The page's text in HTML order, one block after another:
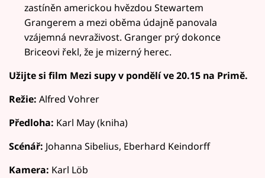
zastíněn americkou hvězdou Stewartem
Grangerem a mezi oběma údajně panovala
vzájemná nevraživost. Granger prý dokonce
Briceovi řekl, že je mizerný herec.
Užijte si film Mezi supy v pondělí ve 20.15 na Primě.
Režie: Alfred Vohrer
Předloha: Karl May (kniha)
Scénář: Johanna Sibelius, Eberhard Keindorff
Kamera: Karl Löb